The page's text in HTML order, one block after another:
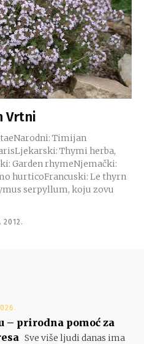
Vrtni
Thymi herba,
Garden rhymeNjemački:
hurticoFrancuski: Le thyrn
2012.
– prirodna pomoć za
Sve više ljudi danas ima